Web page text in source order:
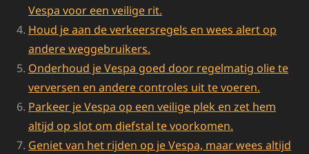
Vespa voor een veilige rit.
Houd je aan de verkeersregels en wees alert op
andere weggebruikers.
Onderhoud je Vespa goed door regelmatig olie te
verversen en andere controles uit te voeren.
Parkeer je Vespa op een veilige plek en zet hem
altijd op slot om diefstal te voorkomen.
Geniet van het rijden op je Vespa, maar wees altijd